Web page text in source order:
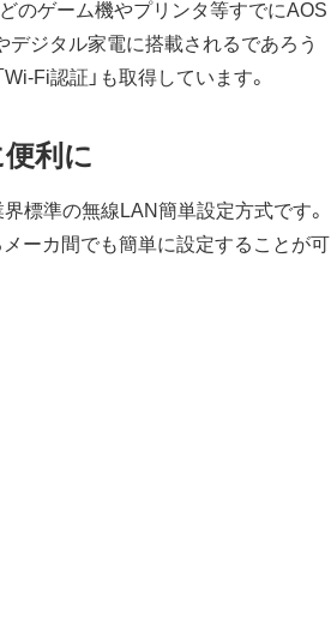
のゲーム機やプリンタ等すでにAOS
ジタル家電に搭載されるであろう
Fi認証」も取得しています。
利に
標準の無線LAN簡単設定方式です。
ーカ間でも簡単に設定することが可